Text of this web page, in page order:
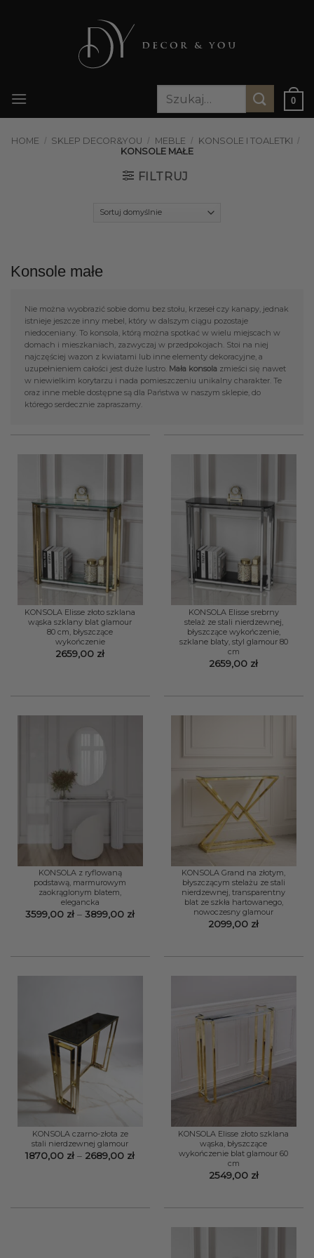
Szukaj:
0
HOME / SKLEP DECOR&YOU / MEBLE / KONSOLE I TOALETKI /
KONSOLE MAŁE
FILTRUJ
Konsole małe
Nie można wyobrazić sobie domu bez stołu, krzeseł czy kanapy, jednak
istnieje jeszcze inny mebel, który w dalszym ciągu pozostaje
niedoceniany. To konsola, którą można spotkać w wielu miejscach w
domach i mieszkaniach, zazwyczaj w przedpokojach. Stoi na niej
najczęściej wazon z kwiatami lub inne elementy dekoracyjne, a
uzupełnieniem całości jest duże lustro. Mała konsola zmieści się nawet
w niewielkim korytarzu i nada pomieszczeniu unikalny charakter. Te
oraz inne meble dostępne są dla Państwa w naszym sklepie, do
którego serdecznie zapraszamy.
KONSOLA Elisse złoto szklana
wąska szklany blat glamour
80 cm, błyszczące
wykończenie
2659,00 zł
KONSOLA Elisse srebrny
stelaż ze stali nierdzewnej,
błyszczące wykończenie,
szklane blaty, styl glamour 80
cm
2659,00 zł
KONSOLA z ryflowaną
podstawą, marmurowym
zaokrąglonym blatem,
elegancka
3599,00 zł – 3899,00 złZakres
3899,00 zł
KONSOLA Grand na złotym,
błyszczącym stelażu ze stali
nierdzewnej, transparentny
blat ze szkła hartowanego,
nowoczesny glamour
2099,00 zł
KONSOLA czarno-złota ze
stali nierdzewnej glamour
1870,00 zł – 2689,00 złZakres
KONSOLA Elisse złoto szklana
wąska, błyszczące
wykończenie blat glamour 60
cm
2549,00 zł